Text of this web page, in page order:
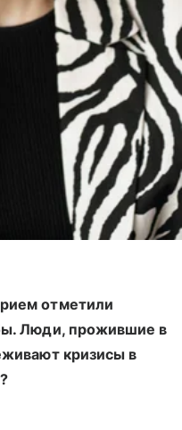
отметили
Люди, прожившие в
кризисы в